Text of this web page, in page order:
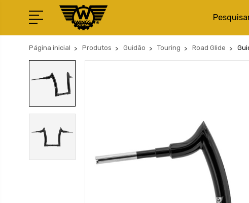
Página inicial Produtos Guidão Touring Road Glide